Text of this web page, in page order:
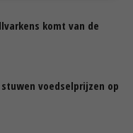
komt van de
voedselprijzen op